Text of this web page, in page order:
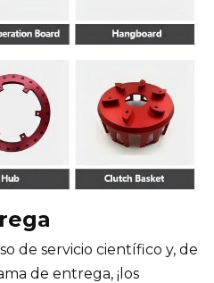
de servicio científico y, de
de entrega, ¡los